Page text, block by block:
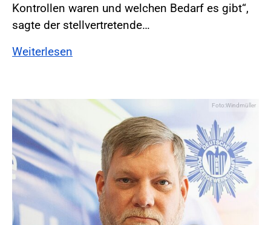
Kontrollen waren und welchen Bedarf es gibt“,
sagte der stellvertretende…
Weiterlesen
Foto:Windmüller